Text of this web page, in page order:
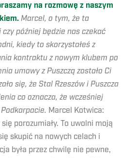
na rozmowę z naszym
Marcel, o tym, że ta
później będzie nas czekać
kiedy to skorzystałeś z
kontraktu z nowym klubem po
umowy z Puszczą zostało Ci
się, że Stal Rzeszów i Puszcza
co oznacza, że wcześniej
Marcel Kotwica:
porozumiały. To uwolni moją
skupić na nowych celach i
była przez chwilę nie pewne,